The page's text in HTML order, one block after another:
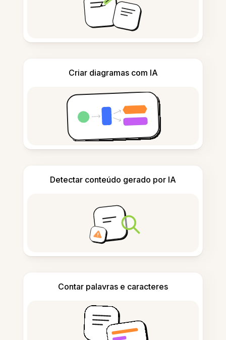
Criar diagramas com IA
Detectar conteúdo gerado por IA
Contar palavras e caracteres